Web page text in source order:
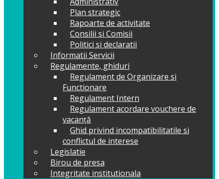
Plan strategic
Rapoarte de activitate
Consilii si Comisii
Politici si declaratii
Informatii Servicii
Regulamente, ghiduri
Regulament de Organizare si
Functionare
Regulament Intern
Regulament acordare vouchere de
vacanță
Ghid privind incompatibilitatile si
conflictul de interese
Legislatie
Birou de presa
Integritate institutionala